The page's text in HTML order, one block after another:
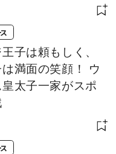
子は頼もしく、
満面の笑顔！ ウ
皇太子一家がスポ